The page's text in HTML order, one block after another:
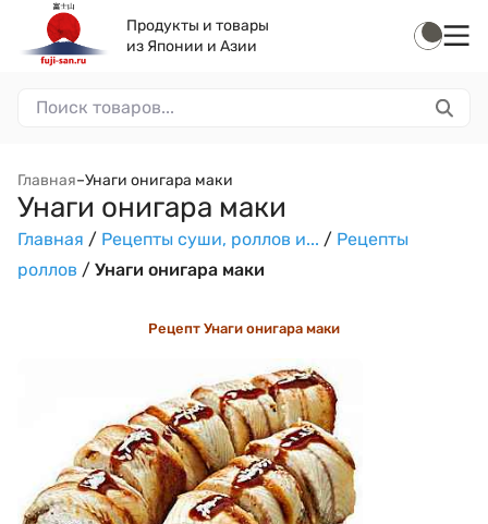
Продукты и товары
из Японии и Азии
Главная–Унаги онигара маки
Унаги онигара маки
Главная / Рецепты суши, роллов и... / Рецепты
роллов / Унаги онигара маки
Рецепт Унаги онигара маки